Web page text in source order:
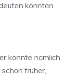
könnten.
könnte nämlich
früher,